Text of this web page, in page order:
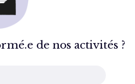
de nos activités ?